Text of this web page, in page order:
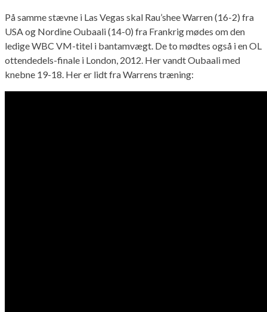
På samme stævne i Las Vegas skal Rau’shee Warren (16-2) fra
USA og Nordine Oubaali (14-0) fra Frankrig mødes om den
ledige WBC VM-titel i bantamvægt. De to mødtes også i en OL
ottendedels-finale i London, 2012. Her vandt Oubaali med
knebne 19-18. Her er lidt fra Warrens træning: